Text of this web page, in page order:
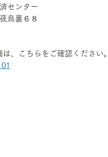
センター
烏裏６８
、こちらをご確認ください。